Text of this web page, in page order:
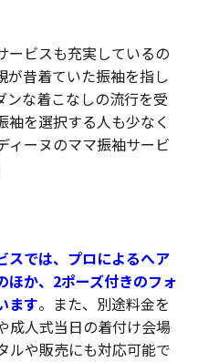
ービスも充実しているの
が昔着ていた振袖を指し
ンな着こなしの流行を受
袖を選択する人も少なく
ィーヌのママ振袖サービ
スでは、プロによるへア
ほか、2ポーズ付きのフォ
ます。また、別途料金を
成人式当日の着付け会場
ルや販売にも対応可能で